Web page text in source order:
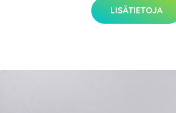
LISÄTIETOJA